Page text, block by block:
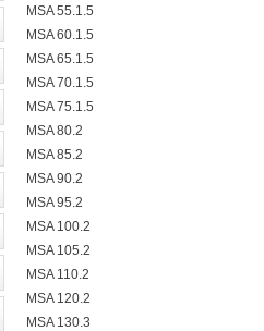
MSA 55.1.5
MSA 60.1.5
MSA 65.1.5
MSA 70.1.5
MSA 75.1.5
MSA 80.2
MSA 85.2
MSA 90.2
MSA 95.2
MSA 100.2
MSA 105.2
MSA 110.2
MSA 120.2
MSA 130.3